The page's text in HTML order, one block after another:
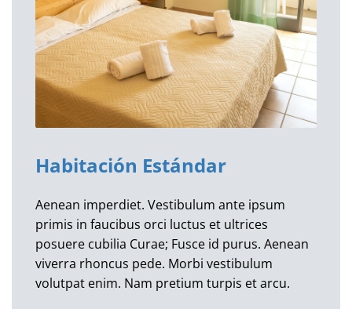
Habitación Estándar
Aenean imperdiet. Vestibulum ante ipsum
primis in faucibus orci luctus et ultrices
posuere cubilia Curae; Fusce id purus. Aenean
viverra rhoncus pede. Morbi vestibulum
volutpat enim. Nam pretium turpis et arcu.